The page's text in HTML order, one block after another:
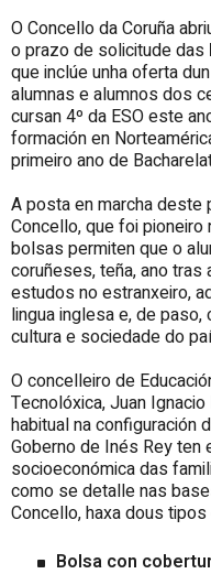
O Concello da Coruña
o prazo de solicitude das
que inclúe unha oferta
alumnas e alumnos dos
cursan 4º da ESO este
formación en
primeiro ano de
A posta en marcha deste
Concello, que foi pioneiro
bolsas permiten que o
coruñeses, teña, ano tras
estudos no estranxeiro,
lingua inglesa e, de
cultura e sociedade do
O concelleiro de
Tecnolóxica, Juan
habitual na configuración
Goberno de Inés Rey ten
socioeconómica das
como se detalle nas
Concello, haxa dous
Bolsa con